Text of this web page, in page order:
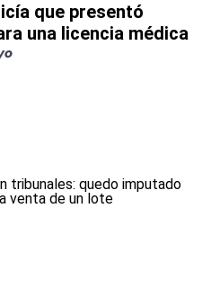
que presentó
una licencia médica